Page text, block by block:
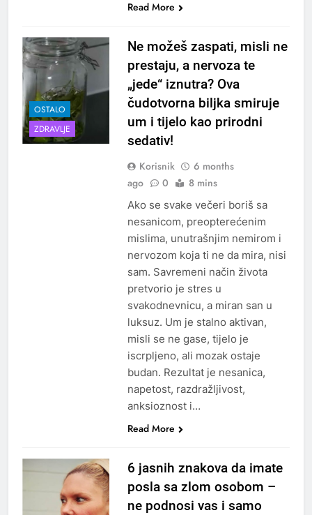
Read More
OSTALO
ZDRAVLJE
Ne možeš zaspati, misli ne
prestaju, a nervoza te
„jede“ iznutra? Ova
čudotvorna biljka smiruje
um i tijelo kao prirodni
sedativ!
Korisnik
6 months
ago
0 8 mins
Ako se svake večeri boriš sa
nesanicom, preopterećenim
mislima, unutrašnjim nemirom i
nervozom koja ti ne da mira, nisi
sam. Savremeni način života
pretvorio je stres u
svakodnevnicu, a miran san u
luksuz. Um je stalno aktivan,
misli se ne gase, tijelo je
iscrpljeno, ali mozak ostaje
budan. Rezultat je nesanica,
napetost, razdražljivost,
anksioznost i…
Read More
6 jasnih znakova da imate
posla sa zlom osobom –
ne podnosi vas i samo